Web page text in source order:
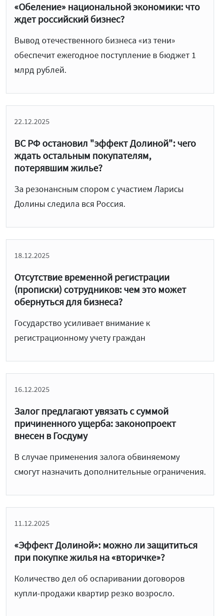
«Обеление» национальной экономики: что
ждет российский бизнес?
Вывод отечественного бизнеса «из тени»
обеспечит ежегодное поступление в бюджет 1
млрд рублей.
22.12.2025
ВС РФ остановил "эффект Долиной": чего
ждать остальным покупателям,
потерявшим жилье?
За резонансным спором с участием Ларисы
Долины следила вся Россия.
18.12.2025
Отсутствие временной регистрации
(прописки) сотрудников: чем это может
обернуться для бизнеса?
Государство усиливает внимание к
регистрационному учету граждан
16.12.2025
Залог предлагают увязать с суммой
причиненного ущерба: законопроект
внесен в Госдуму
В случае применения залога обвиняемому
смогут назначить дополнительные ограничения.
11.12.2025
«Эффект Долиной»: можно ли защититься
при покупке жилья на «вторичке»?
Количество дел об оспаривании договоров
купли-продажи квартир резко возросло.